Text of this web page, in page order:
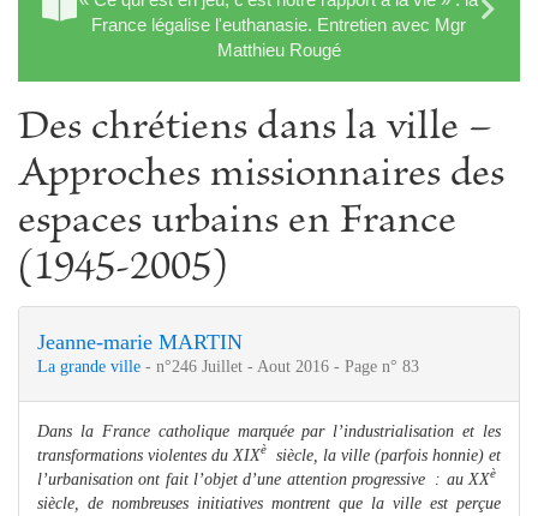
France légalise l'euthanasie. Entretien avec Mgr
Matthieu Rougé
Des chrétiens dans la ville –
Approches missionnaires des
espaces urbains en France
(1945‑2005)
Jeanne‑marie MARTIN
La grande ville - n°246 Juillet - Aout 2016 - Page n° 83
Dans la France catholique marquée par l’industrialisation et les
transformations violentes du XIXè
siècle, la ville (parfois honnie) et
l’urbanisation ont fait l’objet d’une attention progressive : au XXè
siècle, de nombreuses initiatives montrent que la ville est perçue